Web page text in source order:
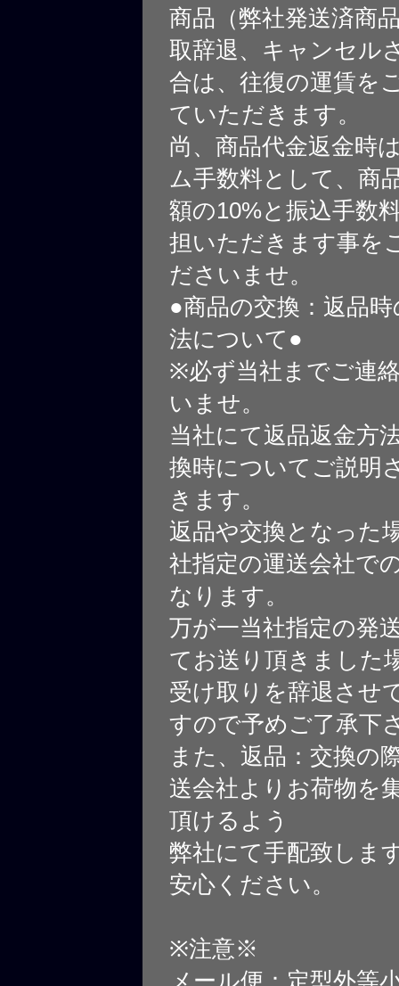
商品（弊社発送済商
取辞退、キャンセル
合は、往復の運賃を
ていただきます。
尚、商品代金返金時
ム手数料として、商
額の10%と振込手数
担いただきます事を
ださいませ。
●商品の交換：返品
法について●
※必ず当社までご連
いませ。
当社にて返品返金方
換時についてご説明
きます。
返品や交換となった
社指定の運送会社で
なります。
万が一当社指定の発
てお送り頂きました
受け取りを辞退させ
すので予めご了承下
また、返品：交換の
送会社よりお荷物を
頂けるよう
弊社にて手配致しま
安心ください。
※注意※
メール便：定型外等